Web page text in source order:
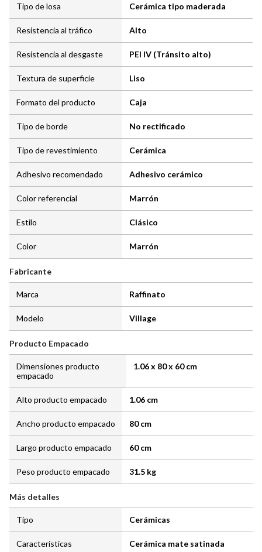
Tipo de losa Cerámica tipo maderada
Resistencia al tráfico Alto
Resistencia al desgaste PEI IV (Tránsito alto)
Textura de superficie Liso
Formato del producto Caja
Tipo de borde No rectificado
Tipo de revestimiento Cerámica
Adhesivo recomendado Adhesivo cerámico
Color referencial Marrón
Estilo Clásico
Color Marrón
Fabricante
Marca Raffinato
Modelo Village
Producto Empacado
Dimensiones producto
empacado
1.06 x 80 x 60 cm
Alto producto empacado 1.06 cm
Ancho producto empacado 80 cm
Largo producto empacado 60 cm
Peso producto empacado 31.5 kg
Más detalles
Tipo Cerámicas
Características Cerámica mate satinada